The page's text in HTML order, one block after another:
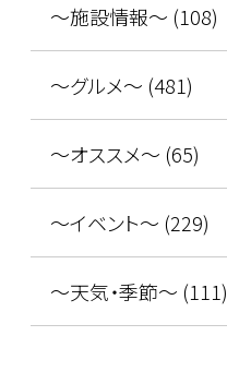
～施設情報～ (108)
～グルメ～ (481)
～オススメ～ (65)
～イベント～ (229)
～天気・季節～ (111)